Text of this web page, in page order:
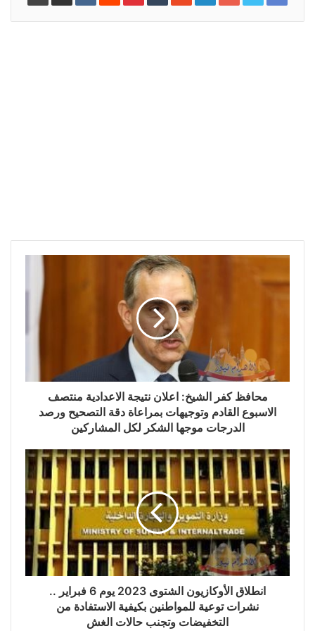
محافظ كفر الشيخ: اعلان نتيجة الاعدادية منتصف
الاسبوع القادم وتوجيهات بمراعاة دقة التصحيح ورصد
الدرجات موجها الشكر لكل المشاركين
انطلاق الأوكازيون الشتوى 2023 يوم 6 فبراير ..
نشرات توعية للمواطنين بكيفية الاستفادة من
التخفيضات وتجنب حالات الغش